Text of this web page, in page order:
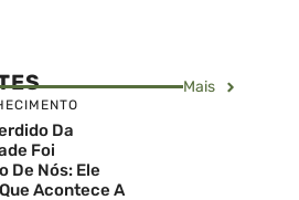
Mais
Da
Foi
De Nós: Ele
Acontece A